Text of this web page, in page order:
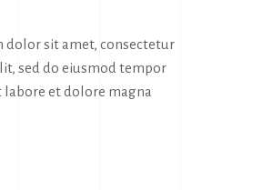
dolor sit amet, consectetur
sed do eiusmod tempor
et dolore magna